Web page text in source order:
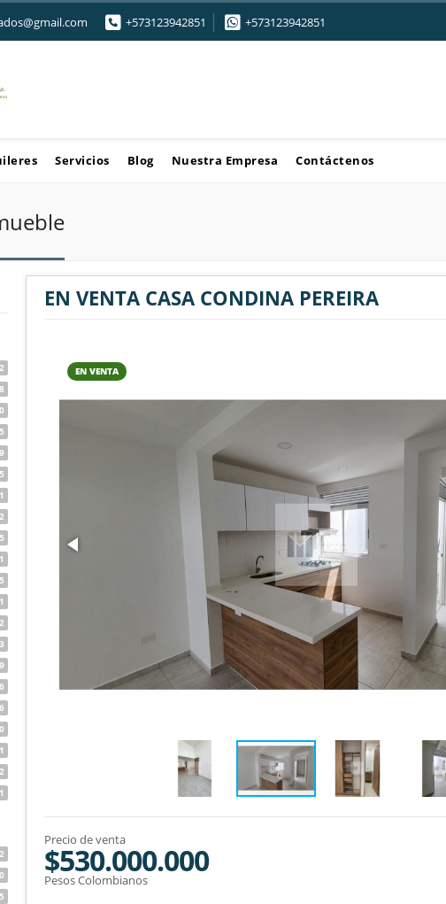
+573123942851 +573123942851
Servicios Blog Nuestra Empresa Contáctenos
5
1
2
5
1
5
2
3
6
2
1
5
EN VENTA CASA CONDINA PEREIRA
EN VENTA
Precio de venta
$530.000.000
Pesos Colombianos